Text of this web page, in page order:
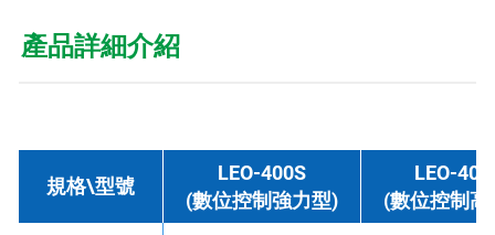
產品詳細介紹
規格\型號
LEO-400S
(數位控制強力型)
LEO-
(數位控制高